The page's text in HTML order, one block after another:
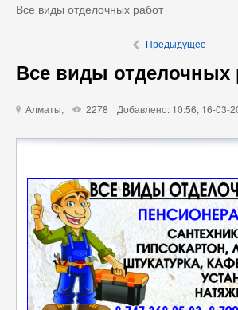
Все виды отделочных работ
ÔПредыдущее
Все виды отделочных
u Алматы, X 2278 Добавлено: 10:56, 16-03-